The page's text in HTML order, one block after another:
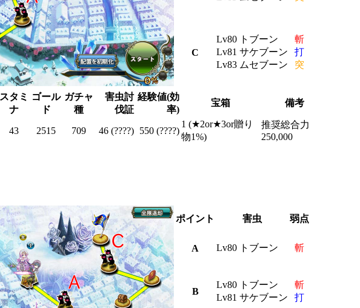
C
Lv80 トブーン
Lv81 サケブーン
Lv83 ムセブーン
斬
打
突
スタミ
ナ
ゴール
ド
ガチャ
種
害虫討
伐証
経験値(効
率)
宝箱 備考
43 2515 709 46 (????) 550 (????)
1 (★2or★3or贈り
物1%)
推奨総合力
250,000
ポイント 害虫 弱点
A Lv80 トブーン 斬
B
Lv80 トブーン
Lv81 サケブーン
斬
打